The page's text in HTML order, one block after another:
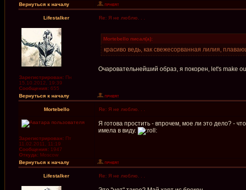
Вернуться к началу
Lifestalker Re: Я не люблю. . .
Зарегистрирован: Пн
15.10.2012, 19:39
Сообщения: 655
Mortebello писал(а):
красиво ведь, как свежесорванная лилия,
Очаровательнейший образ, я покорен, let's make
Вернуться к началу
Mortebello Re: Я не люблю. . .
Зарегистрирован: Пт
11.02.2011, 11:19
Сообщения: 1947
Откуда: Moscow
Я готова простить - впрочем, мое ли это дело? -
имела в виду.
Вернуться к началу
Lifestalker Re: Я не люблю. . .